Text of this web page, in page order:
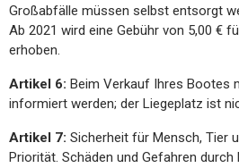
Großabfälle müssen selbst entsorgt
Ab 2021 wird eine Gebühr von 5,00 €
erhoben.
Artikel 6: Beim Verkauf Ihres Bootes
informiert werden; der Liegeplatz ist
Artikel 7: Sicherheit für Mensch, Tier
Priorität. Schäden und Gefahren